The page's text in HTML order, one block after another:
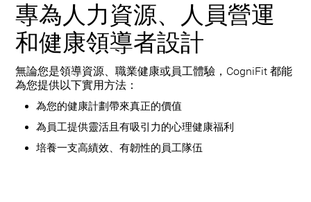
專為人力資源、人員營運
和健康領導者設計
無論您是領導資源、職業健康或員工體驗，CogniFit 都能
為您提供以下實用方法：
為您的健康計劃帶來真正的價值
為員工提供靈活且有吸引力的心理健康福利
培養一支高績效、有韌性的員工隊伍